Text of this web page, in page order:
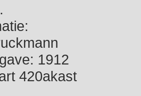
1912
420akast